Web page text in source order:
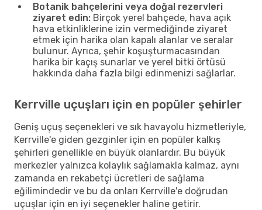
Botanik bahçelerini veya doğal rezervleri
ziyaret edin: Birçok yerel bahçede, hava açık
hava etkinliklerine izin vermediğinde ziyaret
etmek için harika olan kapalı alanlar ve seralar
bulunur. Ayrıca, şehir koşuşturmacasından
harika bir kaçış sunarlar ve yerel bitki örtüsü
hakkında daha fazla bilgi edinmenizi sağlarlar.
Kerrville uçuşları için en popüler şehirler
Geniş uçuş seçenekleri ve sık havayolu hizmetleriyle,
Kerrville'e giden gezginler için en popüler kalkış
şehirleri genellikle en büyük olanlardır. Bu büyük
merkezler yalnızca kolaylık sağlamakla kalmaz, aynı
zamanda en rekabetçi ücretleri de sağlama
eğilimindedir ve bu da onları Kerrville'e doğrudan
uçuşlar için en iyi seçenekler haline getirir.